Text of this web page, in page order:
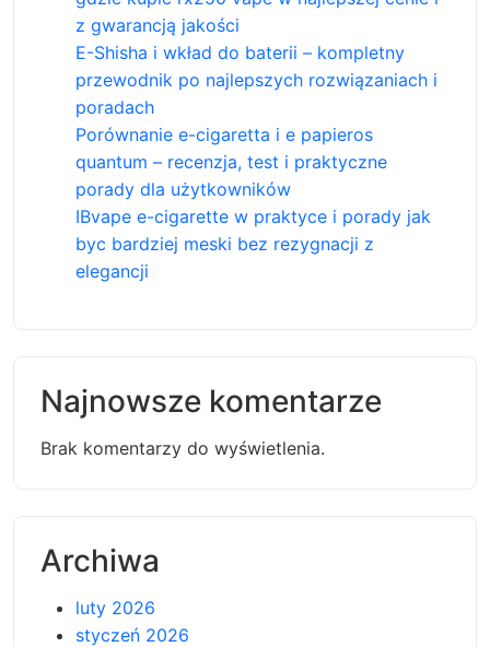
z gwarancją jakości
E-Shisha i wkład do baterii – kompletny
przewodnik po najlepszych rozwiązaniach i
poradach
Porównanie e-cigaretta i e papieros
quantum – recenzja, test i praktyczne
porady dla użytkowników
IBvape e-cigarette w praktyce i porady jak
byc bardziej meski bez rezygnacji z
elegancji
Najnowsze komentarze
Brak komentarzy do wyświetlenia.
Archiwa
luty 2026
styczeń 2026